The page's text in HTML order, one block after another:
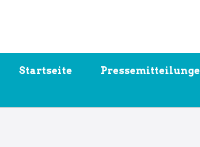
springen
Startseite